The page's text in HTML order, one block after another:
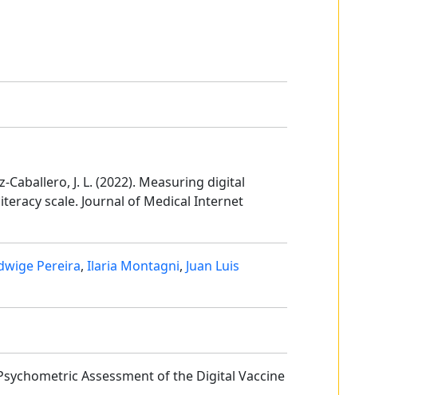
Caballero, J. L. (2022). Measuring digital
scale. Journal of Medical Internet
Pereira, Ilaria Montagni, Juan Luis
Assessment of the Digital Vaccine